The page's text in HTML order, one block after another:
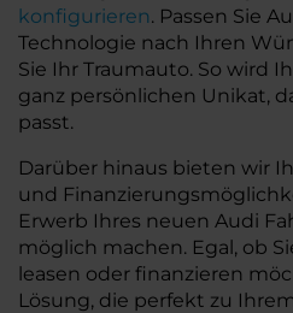
konfigurieren. Passen Sie
Technologie nach Ihren
Sie Ihr Traumauto. So wird
ganz persönlichen Unikat,
passt.
Darüber hinaus bieten wir
und
Erwerb Ihres neuen Audi
möglich machen. Egal, ob
leasen oder finanzieren
Lösung, die perfekt zu